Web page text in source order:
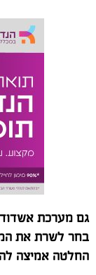
גם מערכת
בחר לשרת את
החלטה אמיצה